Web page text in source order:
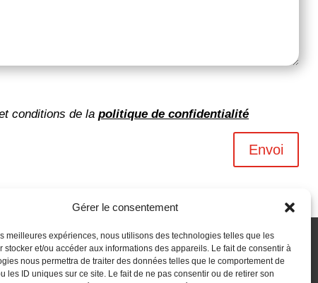
Gérer le consentement
meilleures expériences, nous utilisons des technologies telles que les
stocker et/ou accéder aux informations des appareils. Le fait de consentir à
nous permettra de traiter des données telles que le comportement de
les ID uniques sur ce site. Le fait de ne pas consentir ou de retirer son
conditions de la politique de confidentialité
Envoi